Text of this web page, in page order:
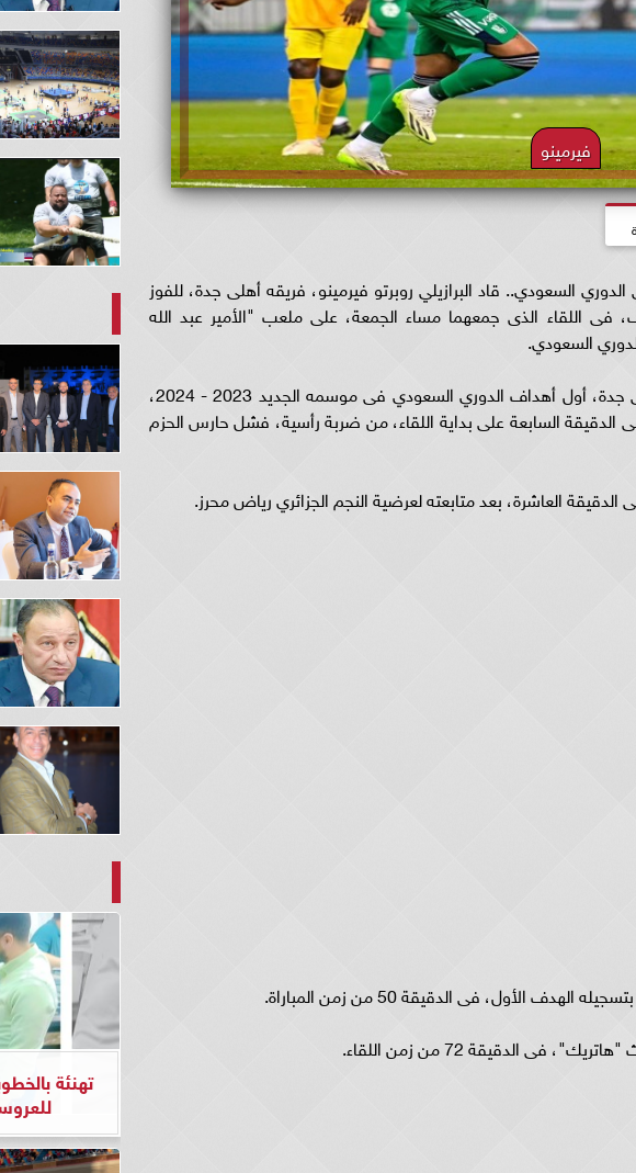
فيرمينو
السعودي.. قاد البرازيلي روبرتو فيرمينو، فريقه أهلى جدة، للفوز
فى اللقاء الذى جمعهما مساء الجمعة، على ملعب "الأمير عبد الله
السعودي.
سجل المهاجم البرازيلي روبرتو فيرمينو، مهاجم أهلى جدة، أول أهداف الدوري السعودي فى موسمه الجديد 2023 - 2024،
السابعة على بداية اللقاء، من ضربة رأسية، فشل حارس الحزم
العاشرة، بعد متابعته لعرضية النجم الجزائري رياض محرز.
الأول، فى الدقيقة 50 من زمن المباراة.
الدقيقة 72 من زمن اللقاء.
تهنئة